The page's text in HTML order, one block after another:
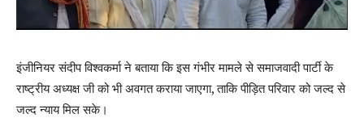
इंजीनियर संदीप विश्वकर्मा ने बताया कि इस गंभीर मामले से समाजवादी पार्टी के
राष्ट्रीय अध्यक्ष जी को भी अवगत कराया जाएगा, ताकि पीड़ित परिवार को जल्द से
जल्द न्याय मिल सके।